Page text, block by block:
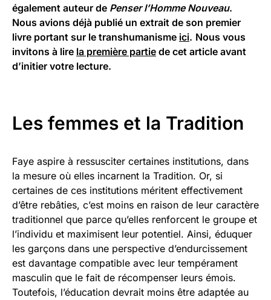
également auteur de Penser l’Homme Nouveau.
Nous avions déjà publié un extrait de son premier
livre portant sur le transhumanisme ici. Nous vous
invitons à lire la première partie de cet article avant
d’initier votre lecture.
Les femmes et la Tradition
Faye aspire à ressusciter certaines institutions, dans
la mesure où elles incarnent la Tradition. Or, si
certaines de ces institutions méritent effectivement
d’être rebâties, c’est moins en raison de leur caractère
traditionnel que parce qu’elles renforcent le groupe et
l’individu et maximisent leur potentiel. Ainsi, éduquer
les garçons dans une perspective d’endurcissement
est davantage compatible avec leur tempérament
masculin que le fait de récompenser leurs émois.
Toutefois, l’éducation devrait moins être adaptée au